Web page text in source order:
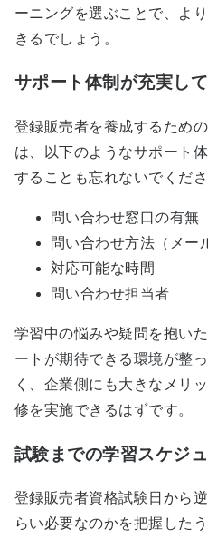
ーニングを選ぶことで、よ
きるでしょう。
サポート体制が充実し
登録販売者を養成するため
は、以下のようなサポート
することも忘れないでくださ
問い合わせ窓口の有無
問い合わせ方法（メー
対応可能な時間
問い合わせ担当者
学習中の悩みや疑問を抱い
ートが期待できる環境が整
く、企業側にも大きなメリ
修を実施できるはずです。
試験までの学習スケジ
登録販売者資格試験日から
らい必要なのかを把握した